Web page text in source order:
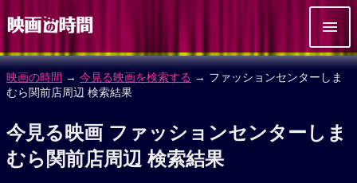
映画の時間 → 今見る映画を検索する → ファッションセンターしま
むら関前店周辺 検索結果
今見る映画 ファッションセンターしま
むら関前店周辺 検索結果